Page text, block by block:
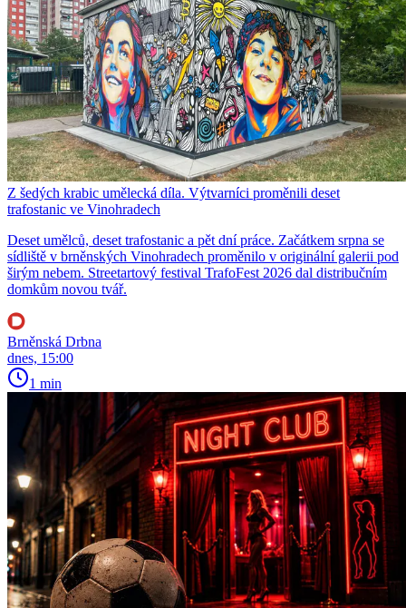
Z šedých krabic umělecká díla. Výtvarníci proměnili deset
trafostanic ve Vinohradech
Deset umělců, deset trafostanic a pět dní práce. Začátkem srpna se
sídliště v brněnských Vinohradech proměnilo v originální galerii pod
širým nebem. Streetartový festival TrafoFest 2026 dal distribučním
domkům novou tvář.
Brněnská Drbna
dnes, 15:00
1 min